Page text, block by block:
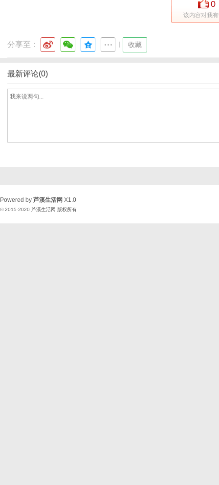
0
该内容对我
分享至： 收藏
最新评论(0)
Powered by 芦溪生活网 X1.0
© 2015-2020 芦溪生活网 版权所有